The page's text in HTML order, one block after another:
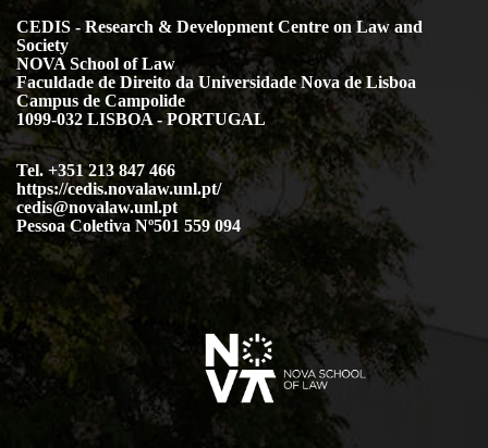
CEDIS - Research & Development Centre on Law and
Society
NOVA School of Law
Faculdade de Direito da Universidade Nova de Lisboa
Campus de Campolide
1099-032 LISBOA - PORTUGAL
Tel. +351 213 847 466
https://cedis.novalaw.unl.pt/
cedis@novalaw.unl.pt
Pessoa Coletiva Nº501 559 094